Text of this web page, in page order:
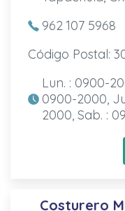
962 107 5968
Código Postal:
Lun. : 0900-
0900-2000,
2000, Sab. :
Costurero